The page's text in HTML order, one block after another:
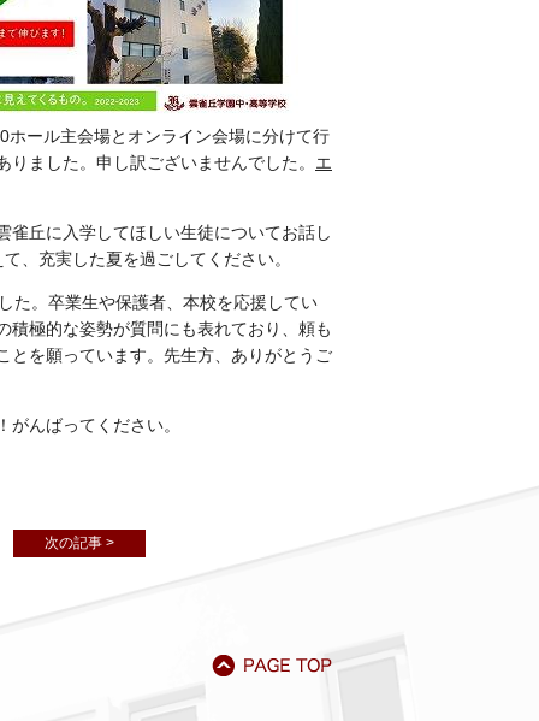
ール主会場とオンライン会場に分けて行
ました。申し訳ございませんでした。 エ
丘に入学してほしい生徒についてお話し
、充実した夏を過ごしてください。
た。卒業生や保護者、本校を応援してい
極的な姿勢が質問にも表れており、頼も
とを願っています。先生方、ありがとうご
んばってください。
次の記事 >